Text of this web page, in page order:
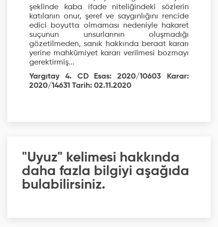
şeklinde kaba ifade niteliğindeki sözlerin
katılanın onur, şeref ve saygınlığını rencide
edici boyutta olmaması nedeniyle hakaret
suçunun unsurlarının oluşmadığı
gözetilmeden, sanık hakkında beraat kararı
yerine mahkûmiyet kararı verilmesi bozmayı
gerektirmiş...
Yargıtay 4. CD Esas: 2020/10603 Karar:
2020/14631 Tarih: 02.11.2020
"Uyuz" kelimesi hakkında
daha fazla bilgiyi aşağıda
bulabilirsiniz.